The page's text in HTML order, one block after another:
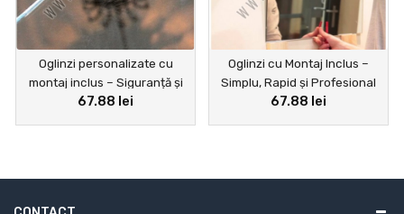
Oglinzi personalizate cu
montaj inclus – Siguranță și
securitate la cererea
67.88 lei
Oglinzi cu Montaj Inclus –
Simplu, Rapid și Profesional
67.88 lei